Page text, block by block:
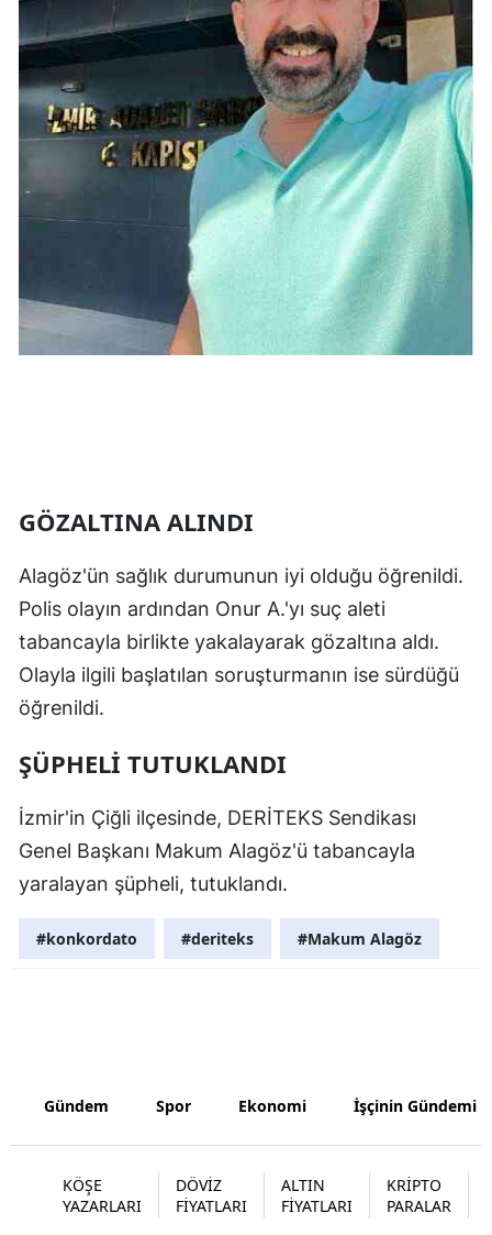
Kayseri
Kırklareli
Kırşehir
Kocaeli
Konya
Kütahya
Malatya
Manisa
Ordu
Rize
Siirt
Sivas
Tekirdağ
Tunceli
Şanlıurfa
Uşak
GÖZALTINA ALINDI
Alagöz'ün sağlık durumunun iyi olduğu öğrenildi.
Polis olayın ardından Onur A.'yı suç aleti
tabancayla birlikte yakalayarak gözaltına aldı.
Olayla ilgili başlatılan soruşturmanın ise sürdüğü
öğrenildi.
ŞÜPHELI TUTUKLANDI
İzmir'in Çiğli ilçesinde, DERİTEKS Sendikası
Genel Başkanı Makum Alagöz'ü tabancayla
yaralayan şüpheli, tutuklandı.
#konkordato #deriteks #Makum Alagöz
Gündem Spor Ekonomi İşçinin Gündemi
KÖŞE
YAZARLARI
DÖVİZ
FİYATLARI
ALTIN
FİYATLARI
KRİPTO
PARALAR